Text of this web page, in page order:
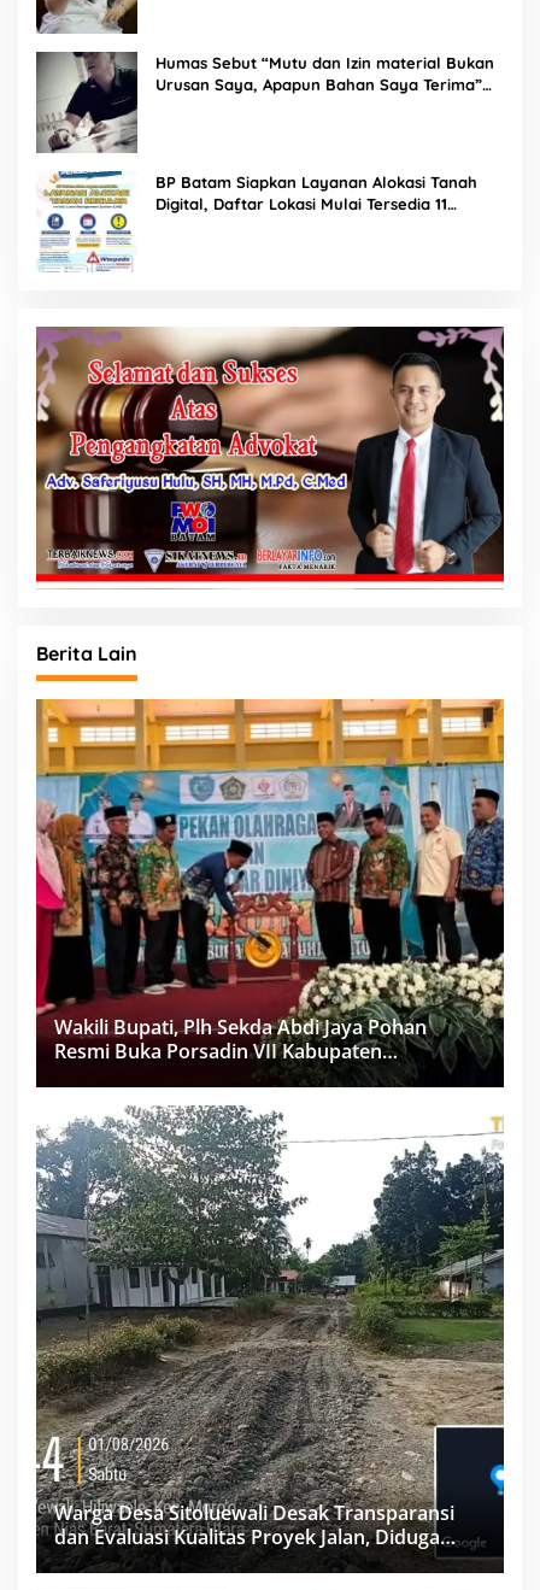
Humas Sebut “Mutu dan Izin material Bukan
Urusan Saya, Apapun Bahan Saya Terima”
BP Batam Siapkan Layanan Alokasi Tanah
Digital, Daftar Lokasi Mulai Tersedia 11
Berita Lain
Wakili Bupati, Plh Sekda Abdi Jaya Pohan
Resmi Buka Porsadin VII Kabupaten
Warga Desa Sitoluewali Desak Transparansi
dan Evaluasi Kualitas Proyek Jalan, Diduga
Minim Informasi